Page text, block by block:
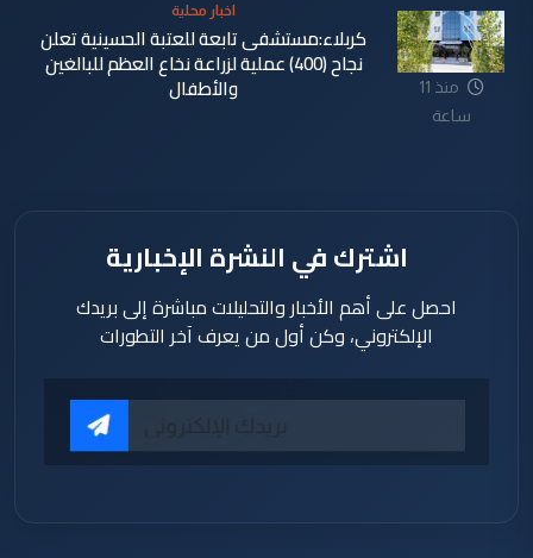
منذ 11
ساعة
اخبار محلية
كربلاء:مستشفى تابعة للعتبة الحسينية تعلن
نجاح (400) عملية لزراعة نخاع العظم للبالغين
والأطفال
اشترك في النشرة الإخبارية
احصل على أهم الأخبار والتحليلات مباشرة إلى بريدك
الإلكتروني، وكن أول من يعرف آخر التطورات